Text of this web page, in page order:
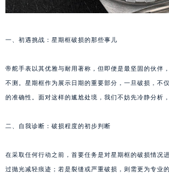
一、初遇挑战：星期框破损的那些事儿
帝舵手表以其优雅与耐用著称，但即便是最坚固的伙伴
不测。星期框作为展示日期的重要部分，一旦破损，不
的准确性。面对这样的尴尬处境，我们不妨先冷静分析
二、自我诊断：破损程度的初步判断
在采取任何行动之前，首要任务是对星期框的破损情况
过抛光减轻痕迹；若是裂缝或严重破损，则需更为专业